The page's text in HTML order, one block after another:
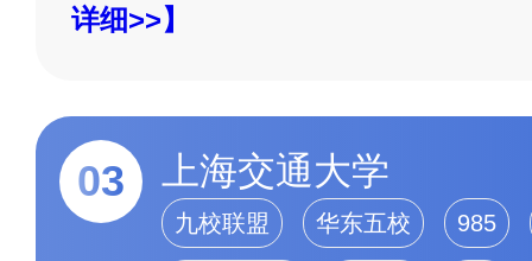
详细>>】
03 上海交通大学
九校联盟 华东五校 985